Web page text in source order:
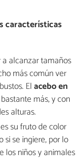
características
alcanzar tamaños
más común ver
Elacebo en
más, y con
alturas.
su fruto de color
si se ingiere, por lo
los niños y animales